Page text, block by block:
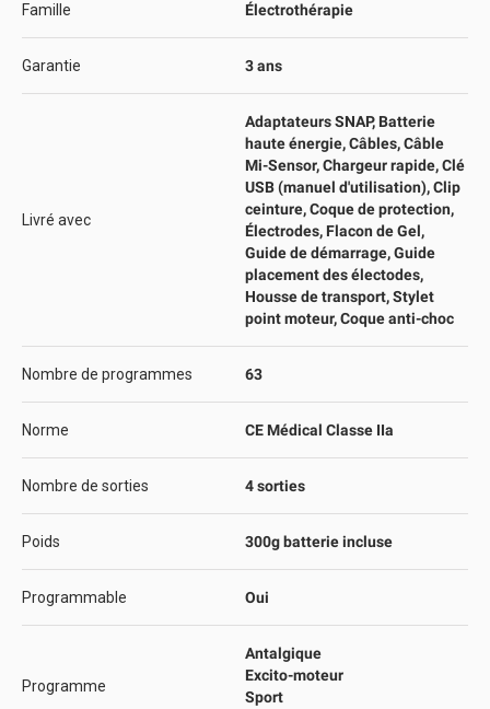
Famille Électrothérapie
Garantie 3 ans
Livré avec
Adaptateurs SNAP, Batterie
haute énergie, Câbles, Câble
Mi-Sensor, Chargeur rapide, Clé
USB (manuel d'utilisation), Clip
ceinture, Coque de protection,
Électrodes, Flacon de Gel,
Guide de démarrage, Guide
placement des électodes,
Housse de transport, Stylet
point moteur, Coque anti-choc
Nombre de programmes 63
Norme CE Médical Classe IIa
Nombre de sorties 4 sorties
Poids 300g batterie incluse
Programmable Oui
Programme
Antalgique
Excito-moteur
Sport